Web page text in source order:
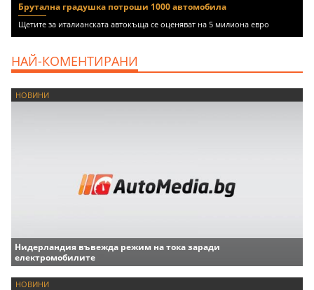
Брутална градушка потроши 1000 автомобила
Щетите за италианската автокъща се оценяват на 5 милиона евро
НАЙ-КОМЕНТИРАНИ
НОВИНИ
Нидерландия въвежда режим на тока заради
електромобилите
НОВИНИ